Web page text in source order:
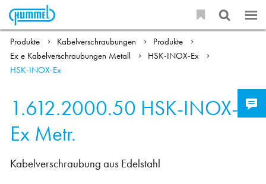
Produkte Kabelverschraubungen
Produkte
Ex e Kabelverschraubungen Metall
HSK-INOX-Ex
HSK-INOX-Ex
1.612.2000.50 HSK-INOX-
Ex Metr.
Kabelverschraubung aus Edelstahl